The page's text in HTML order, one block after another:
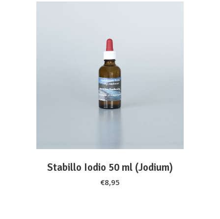
ADD TO CART
Stabillo Iodio 50 ml (Jodium)
€8,95